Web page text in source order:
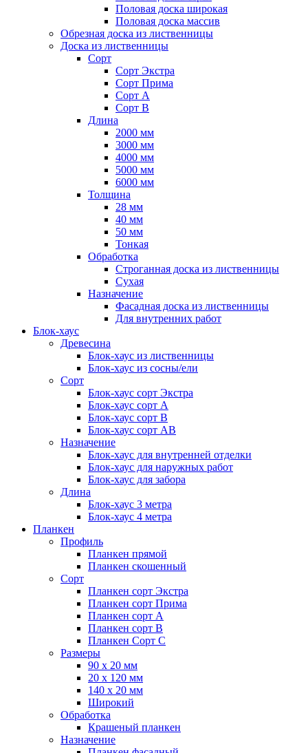
Половая доска широкая
Половая доска массив
Обрезная доска из лиственницы
Доска из лиственницы
Сорт
Сорт Экстра
Сорт Прима
Сорт А
Сорт B
Длина
2000 мм
3000 мм
4000 мм
5000 мм
6000 мм
Толщина
28 мм
40 мм
50 мм
Тонкая
Обработка
Строганная доска из лиственницы
Сухая
Назначение
Фасадная доска из лиственницы
Для внутренних работ
Блок-хаус
Древесина
Блок-хаус из лиственницы
Блок-хаус из сосны/ели
Сорт
Блок-хаус сорт Экстра
Блок-хаус сорт А
Блок-хаус сорт B
Блок-хаус сорт АВ
Назначение
Блок-хаус для внутренней отделки
Блок-хаус для наружных работ
Блок-хаус для забора
Длина
Блок-хаус 3 метра
Блок-хаус 4 метра
Планкен
Профиль
Планкен прямой
Планкен скошенный
Сорт
Планкен сорт Экстра
Планкен сорт Прима
Планкен сорт А
Планкен сорт B
Планкен Сорт C
Размеры
90 х 20 мм
20 х 120 мм
140 х 20 мм
Широкий
Обработка
Крашеный планкен
Назначение